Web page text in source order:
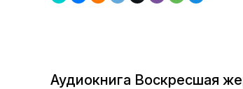
Аудиокнига Воскресшая